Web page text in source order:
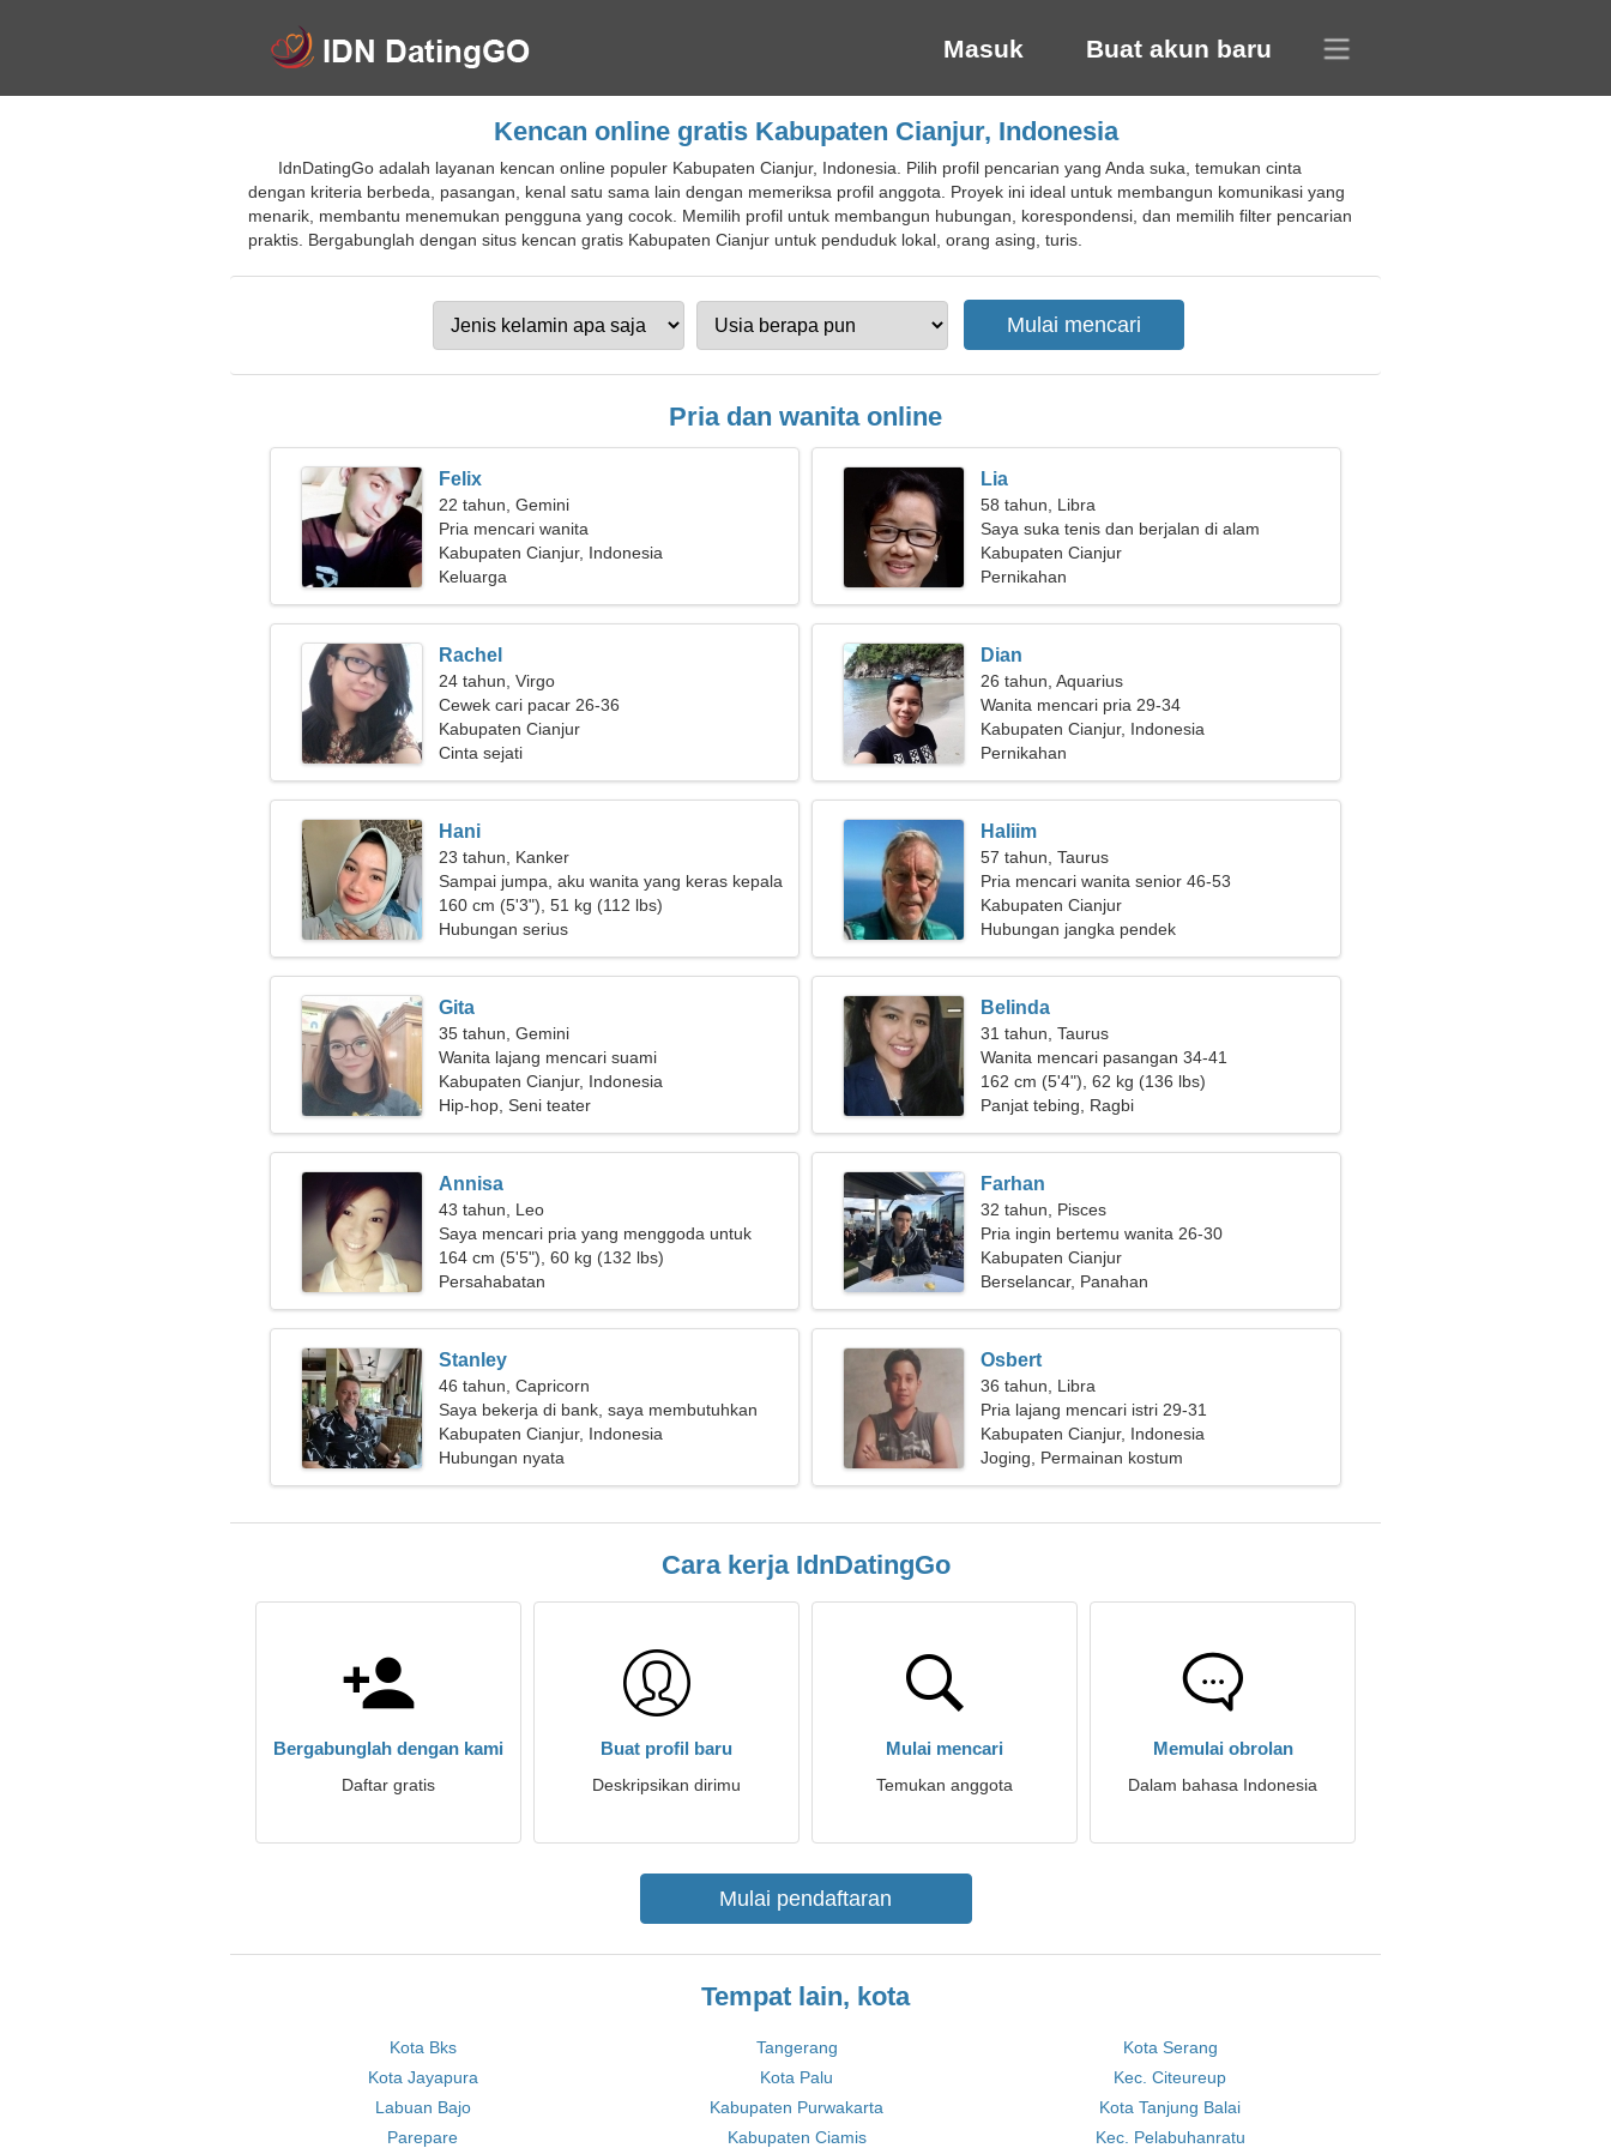
Masuk Buat akun baru
Kencan online gratis Kabupaten Cianjur, Indonesia
IdnDatingGo adalah layanan kencan online populer Kabupaten Cianjur, Indonesia. Pilih profil pencarian yang Anda suka, temukan cinta
dengan kriteria berbeda, pasangan, kenal satu sama lain dengan memeriksa profil anggota. Proyek ini ideal untuk membangun komunikasi yang
menarik, membantu menemukan pengguna yang cocok. Memilih profil untuk membangun hubungan, korespondensi, dan memilih filter pencarian
praktis. Bergabunglah dengan situs kencan gratis Kabupaten Cianjur untuk penduduk lokal, orang asing, turis.
Pria dan wanita online
Felix
22 tahun, Gemini
Pria mencari wanita
Kabupaten Cianjur, Indonesia
Keluarga
Lia
58 tahun, Libra
Saya suka tenis dan berjalan di alam
Kabupaten Cianjur
Pernikahan
Rachel
24 tahun, Virgo
Cewek cari pacar 26-36
Kabupaten Cianjur
Cinta sejati
Dian
26 tahun, Aquarius
Wanita mencari pria 29-34
Kabupaten Cianjur, Indonesia
Pernikahan
Hani
23 tahun, Kanker
Sampai jumpa, aku wanita yang keras kepala
160 cm (5'3"), 51 kg (112 lbs)
Hubungan serius
Haliim
57 tahun, Taurus
Pria mencari wanita senior 46-53
Kabupaten Cianjur
Hubungan jangka pendek
Gita
35 tahun, Gemini
Wanita lajang mencari suami
Kabupaten Cianjur, Indonesia
Hip-hop, Seni teater
Belinda
31 tahun, Taurus
Wanita mencari pasangan 34-41
162 cm (5'4"), 62 kg (136 lbs)
Panjat tebing, Ragbi
Annisa
43 tahun, Leo
Saya mencari pria yang menggoda untuk
berkemah
164 cm (5'5"), 60 kg (132 lbs)
Persahabatan
Farhan
32 tahun, Pisces
Pria ingin bertemu wanita 26-30
Kabupaten Cianjur
Berselancar, Panahan
Stanley
46 tahun, Capricorn
Saya bekerja di bank, saya membutuhkan
wanita yang ramah
Kabupaten Cianjur, Indonesia
Hubungan nyata
Osbert
36 tahun, Libra
Pria lajang mencari istri 29-31
Kabupaten Cianjur, Indonesia
Joging, Permainan kostum
Cara kerja IdnDatingGo
Bergabunglah dengan kami
Daftar gratis
Buat profil baru
Deskripsikan dirimu
Mulai mencari
Temukan anggota
Memulai obrolan
Dalam bahasa Indonesia
Mulai pendaftaran
Tempat lain, kota
Kota Bks Tangerang
Kota Serang
Kota Jayapura
Kota Palu
Kec. Citeureup
Labuan Bajo
Kabupaten Purwakarta
Kota Tanjung Balai
Parepare
Kabupaten Ciamis Kec. Pelabuhanratu